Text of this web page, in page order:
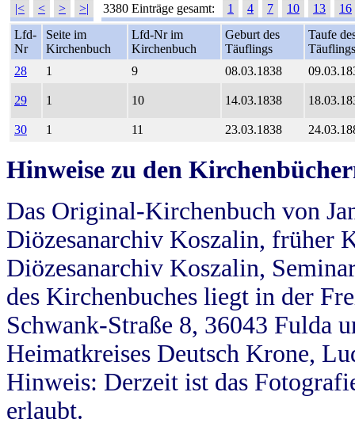
|< < > >| 3380 Einträge gesamt: 1 4 7 10 13
16
Lfd-
Nr
Seite im
Kirchenbuch
Lfd-Nr im
Kirchenbuch
Geburt des
Täuflings
Taufe
Täuflings
28
1 9 08.03.1838
29 1 10 14.03.1838
30 1 11 23.03.1838
Hinweise zu den
Das Original-Kirchenbuch von
Diözesanarchiv Koszalin, früher
Diözesanarchiv Koszalin,
des Kirchenbuches liegt in der
Schwank-Straße 8, 36043 Fulda
Heimatkreises Deutsch Krone,
Hinweis: Derzeit ist das
erlaubt.